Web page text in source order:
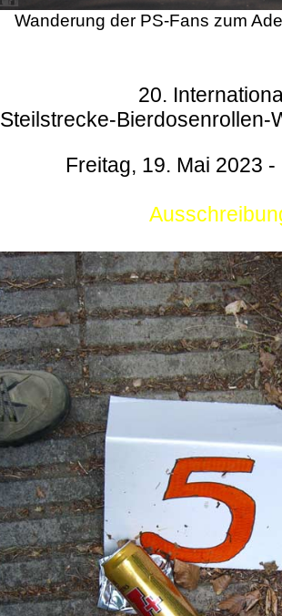
Wanderung der PS-Fans zum
20.
Steilstrecke-Bierdosenrollen-
Freitag, 19. Mai 2023